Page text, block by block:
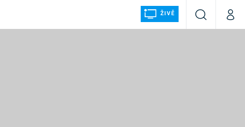
ŽIVĚ
VyhledáváníMůj